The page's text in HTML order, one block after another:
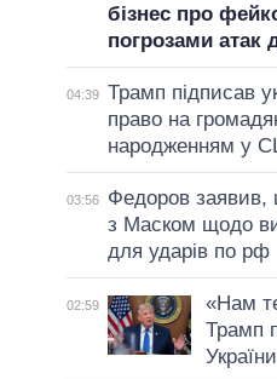
бізнес про
погрозами атак
04:39 Трамп підписав
право на
народженням у
03:56
Федоров заявив,
з Маском щодо
для ударів по рф
02:59
«Нам
Трамп